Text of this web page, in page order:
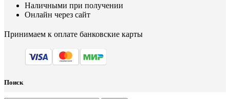
Наличными при получении
Онлайн через сайт
Принимаем к оплате банковские карты
Поиск